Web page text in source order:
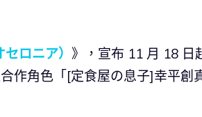
ロニア） 》，宣布 11 月 18 日
作角色「[定食屋の息子]幸平創